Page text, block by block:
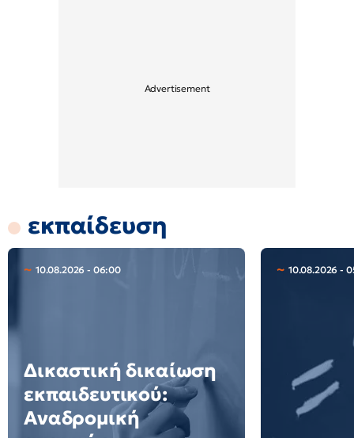
εκπαίδευση
10.08.2026 - 06:00
Δικαστική δικαίωση
εκπαιδευτικού:
Αναδρομική
10.08.2026 -